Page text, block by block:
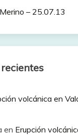
– 25.07.13
volcánica en
en Erupción